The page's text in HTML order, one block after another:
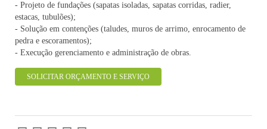
- Projeto de fundações (sapatas isoladas, sapatas corridas, radier,
estacas, tubulões);
- Solução em contenções (taludes, muros de arrimo, enrocamento de
pedra e escoramentos);
- Execução gerenciamento e administração de obras.
SOLICITAR ORÇAMENTO E SERVIÇO